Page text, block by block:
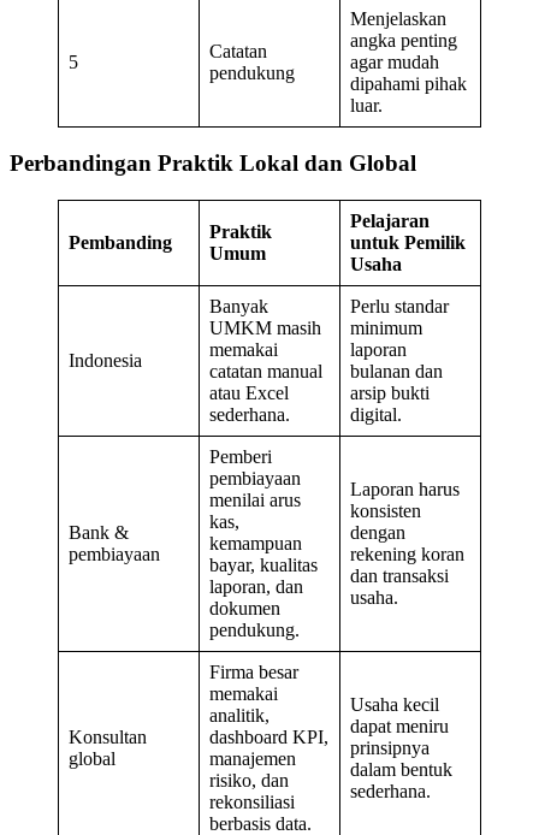
5
Catatan
pendukung
Menjelaskan
angka penting
agar mudah
dipahami pihak
luar.
Perbandingan Praktik Lokal dan Global
Pembanding
Praktik
Umum
Pelajaran
untuk Pemilik
Usaha
Indonesia
Banyak
UMKM masih
memakai
catatan manual
atau Excel
sederhana.
Perlu standar
minimum
laporan
bulanan dan
arsip bukti
digital.
Bank &
pembiayaan
Pemberi
pembiayaan
menilai arus
kas,
kemampuan
bayar, kualitas
laporan, dan
dokumen
pendukung.
Laporan harus
konsisten
dengan
rekening koran
dan transaksi
usaha.
Konsultan
global
Firma besar
memakai
analitik,
dashboard KPI,
manajemen
risiko, dan
rekonsiliasi
berbasis data.
Usaha kecil
dapat meniru
prinsipnya
dalam bentuk
sederhana.